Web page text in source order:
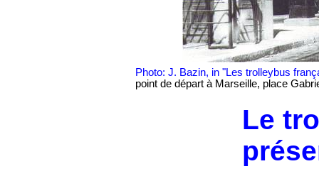
Photo: J. Bazin, in "Les trolleybus
point de départ à Marseille, place
Le